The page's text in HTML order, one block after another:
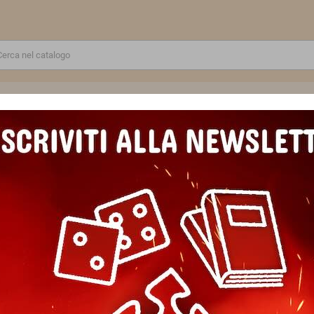
SCUOLA E TEMPO LIBERO
1000 PEZZI ravensburger PORSCHE originale AUTO softclick
PUZZLE 1000 PEZZI
softclick
Marca
Ravensburger
Riferimento
4005555006916
In magazzino
1 Articolo